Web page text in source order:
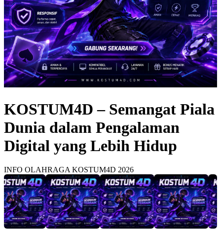
KOSTUM4D – Semangat Piala
Dunia dalam Pengalaman
Digital yang Lebih Hidup
INFO OLAHRAGA KOSTUM4D 2026